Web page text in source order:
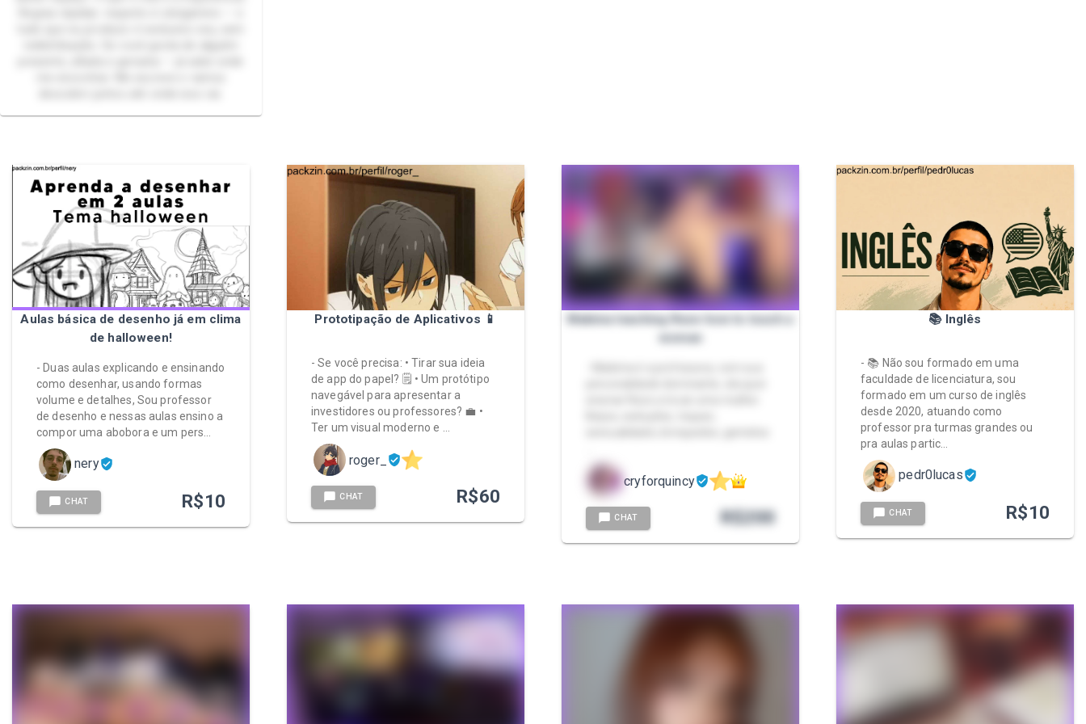
Aulas básica de desenho já em clima
de halloween!
- Duas aulas explicando e ensinando
como desenhar, usando formas
volume e detalhes, Sou professor
de desenho e nessas aulas ensino a
compor uma abobora e um pers…
nery
CHAT R$10
Prototipação de Aplicativos 📱
- Se você precisa: • Tirar sua ideia
de app do papel? 🗒️ • Um protótipo
navegável para apresentar a
investidores ou professores? 💼 •
Ter um visual moderno e …
roger_
CHAT R$60
Makima teaching Reze how to touch a
woman
cryforquincy
CHAT R$200
📚 Inglês
- 📚 Não sou formado em uma
faculdade de licenciatura, sou
formado em um curso de inglês
desde 2020, atuando como
professor pra turmas grandes ou
pra aulas partic…
pedr0lucas
CHAT R$10